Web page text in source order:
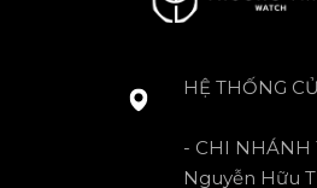
HỆ THỐNG
- CHI NHÁNH
Nguyễn Hữu